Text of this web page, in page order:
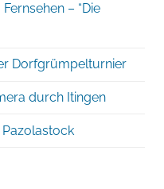
– “Die
Dorfgrümpelturnier
durch Itingen